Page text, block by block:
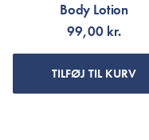
Body Lotion
99,00 kr.
TILFØJ TIL KURV